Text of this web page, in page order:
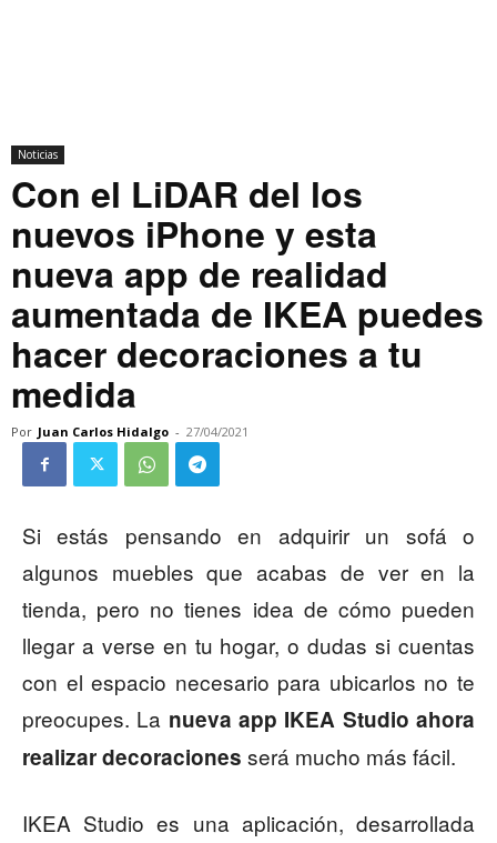
Noticias
Con el LiDAR del los
nuevos iPhone y esta
nueva app de realidad
aumentada de IKEA puedes
hacer decoraciones a tu
medida
Por Juan Carlos Hidalgo - 27/04/2021
Si estás pensando en adquirir un sofá o
algunos muebles que acabas de ver en la
tienda, pero no tienes idea de cómo pueden
llegar a verse en tu hogar, o dudas si cuentas
con el espacio necesario para ubicarlos no te
preocupes. La nueva app IKEA Studio ahora
realizar decoraciones será mucho más fácil.
IKEA Studio es una aplicación, desarrollada